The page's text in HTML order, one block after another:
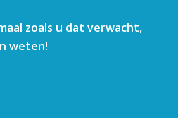
zoals u dat verwacht,
weten!